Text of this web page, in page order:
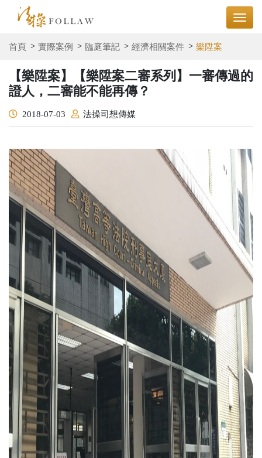
首頁 實際案例 臨庭筆記 經濟相關案件 樂陞案
【樂陞案】【樂陞案二審系列】一審傳過的
證人，二審能不能再傳？
2018-07-03 法操司想傳媒